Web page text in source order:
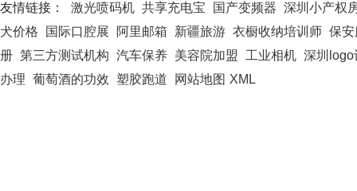
友情链接： 激光喷码机 共享充电宝 国产变频器 深圳小产权
犬价格
国际口腔展 阿里邮箱 新疆旅游 衣橱收纳培训师 保
册 第三方测试机构 汽车保养 美容院加盟 工业相机 深圳logo
办理 葡萄酒的功效 塑胶跑道 网站地图 XML